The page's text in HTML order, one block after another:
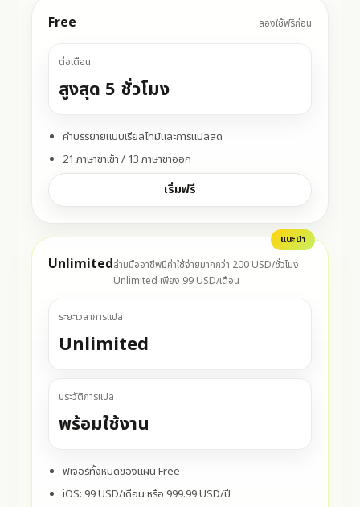
Free ลองใช้ฟรีก่อน
ต่อเดือน
สูงสุด 5 ชั่วโมง
คำบรรยายแบบเรียลไทม์และการแปลสด
21 ภาษาขาเข้า / 13 ภาษาขาออก
เริ่มฟรี
แนะนำ
Unlimitedล่ามมืออาชีพมีค่าใช้จ่ายมากกว่า 200 USD/ชั่วโมง
Unlimited เพียง 99 USD/เดือน
ระยะเวลาการแปล
Unlimited
ประวัติการแปล
พร้อมใช้งาน
ฟีเจอร์ทั้งหมดของแผน Free
iOS: 99 USD/เดือน หรือ 999.99 USD/ปี